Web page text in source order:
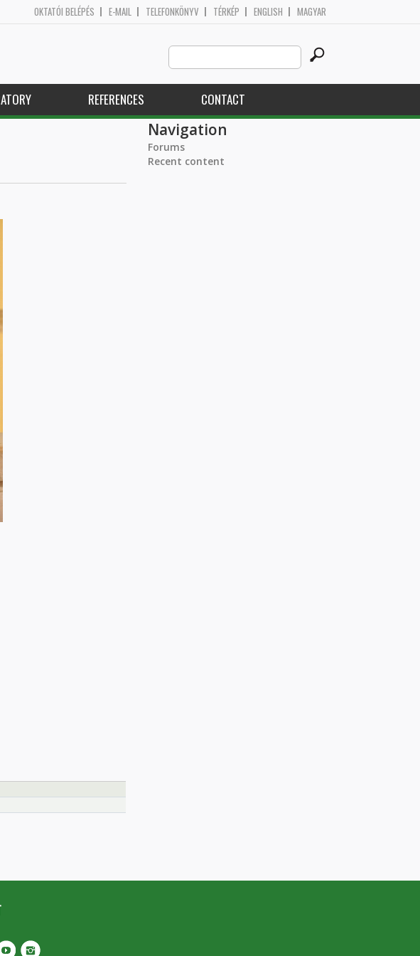
OKTATÓI BELÉPÉS E-MAIL TELEFONKÖNYV TÉRKÉP ENGLISH MAGYAR
Search
this
site
REFERENCES CONTACT
Navigation
Forums
Recent content